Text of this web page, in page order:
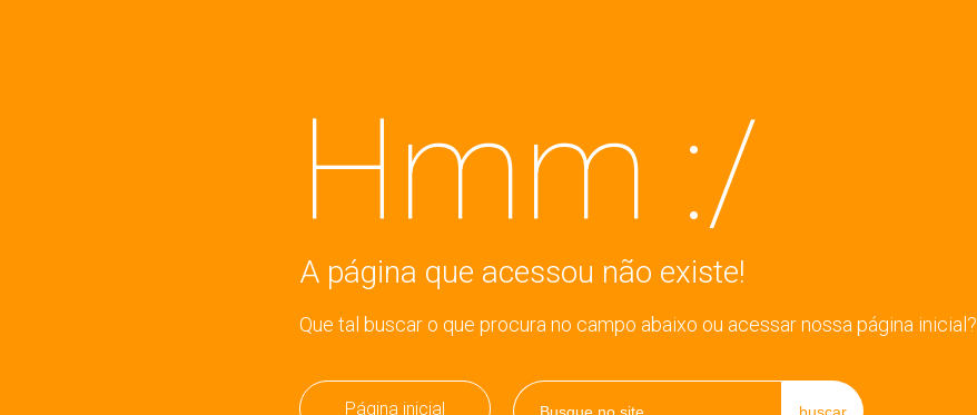
Hmm :/
A página que acessou não existe!
Que tal buscar o que procura no campo abaixo ou acessar nossa página inicial?
Página inicial